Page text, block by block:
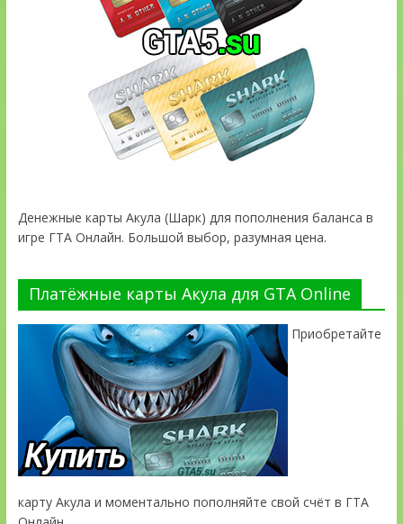
Денежные карты Акула (Шарк) для пополнения баланса в
игре ГТА Онлайн. Большой выбор, разумная цена.
Платёжные карты Акула для GTA Online
Приобретайте
карту Акула и моментально пополняйте свой счёт в ГТА